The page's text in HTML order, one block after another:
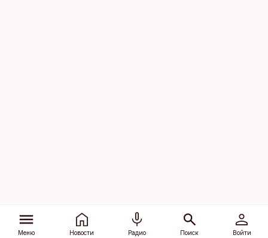
Меню Новости Радио Поиск Войти